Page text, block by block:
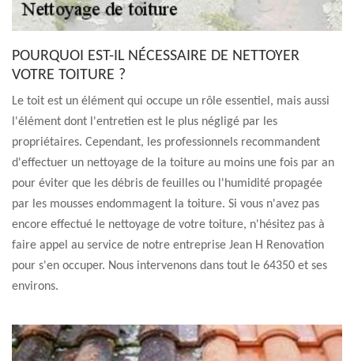
POURQUOI EST-IL NÉCESSAIRE DE NETTOYER
VOTRE TOITURE ?
Le toit est un élément qui occupe un rôle essentiel, mais aussi
l'élément dont l'entretien est le plus négligé par les
propriétaires. Cependant, les professionnels recommandent
d'effectuer un nettoyage de la toiture au moins une fois par an
pour éviter que les débris de feuilles ou l'humidité propagée
par les mousses endommagent la toiture. Si vous n'avez pas
encore effectué le nettoyage de votre toiture, n'hésitez pas à
faire appel au service de notre entreprise Jean H Renovation
pour s'en occuper. Nous intervenons dans tout le 64350 et ses
environs.